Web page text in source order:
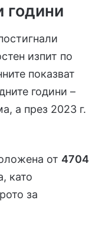
години
изпит по
показват
години –
а през 2023 г.
от 4704
като
за